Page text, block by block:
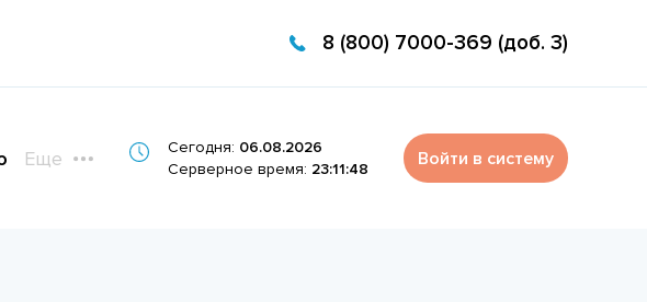
8 (800) 7000-369 (доб. 3)
Еще Сегодня: 06.08.2026
Серверное время: 23:11:48 Войти в систему